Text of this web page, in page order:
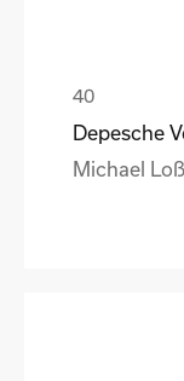
Depesche
Michael Loß